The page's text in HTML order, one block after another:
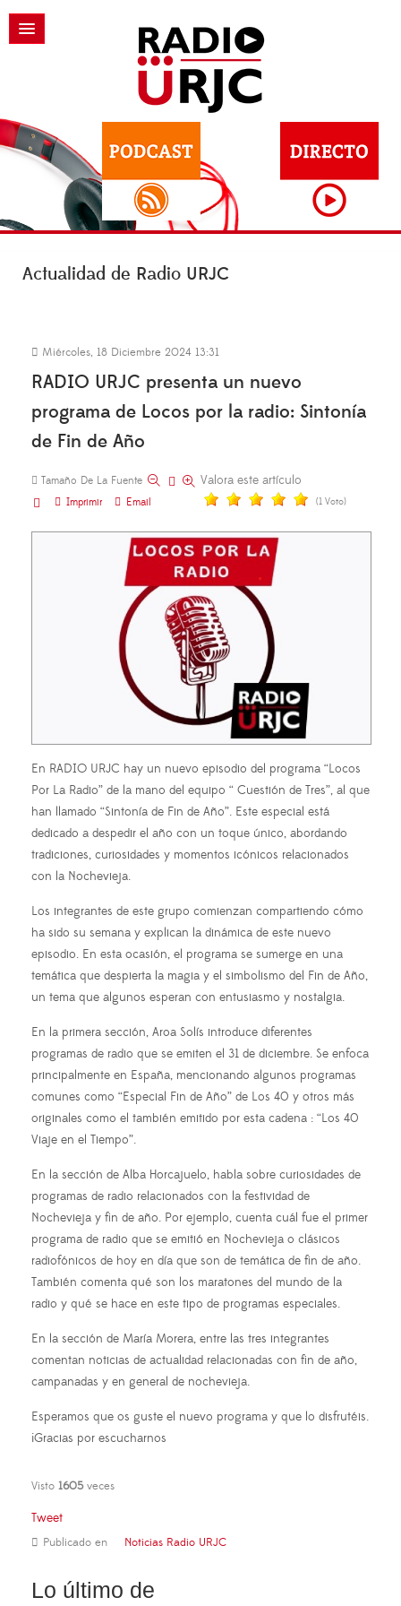
Actualidad de Radio URJC
Miércoles, 18 Diciembre 2024 13:31
RADIO URJC presenta un nuevo
programa de Locos por la radio: Sintonía
de Fin de Año
Tamaño De La Fuente
Imprimir
Email
Valora este artículo
(1 Voto)
En RADIO URJC hay un nuevo episodio del programa “Locos
Por La Radio” de la mano del equipo “ Cuestión de Tres”, al que
han llamado “Sintonía de Fin de Año”. Este especial está
dedicado a despedir el año con un toque único, abordando
tradiciones, curiosidades y momentos icónicos relacionados
con la Nochevieja.
Los integrantes de este grupo comienzan compartiendo cómo
ha sido su semana y explican la dinámica de este nuevo
episodio. En esta ocasión, el programa se sumerge en una
temática que despierta la magia y el simbolismo del Fin de Año,
un tema que algunos esperan con entusiasmo y nostalgia.
En la primera sección, Aroa Solís introduce diferentes
programas de radio que se emiten el 31 de diciembre. Se enfoca
principalmente en España, mencionando algunos programas
comunes como “Especial Fin de Año” de Los 40 y otros más
originales como el también emitido por esta cadena : “Los 40
Viaje en el Tiempo”.
En la sección de Alba Horcajuelo, habla sobre curiosidades de
programas de radio relacionados con la festividad de
Nochevieja y fin de año. Por ejemplo, cuenta cuál fue el primer
programa de radio que se emitió en Nochevieja o clásicos
radiofónicos de hoy en día que son de temática de fin de año.
También comenta qué son los maratones del mundo de la
radio y qué se hace en este tipo de programas especiales.
En la sección de María Morera, entre las tres integrantes
comentan noticias de actualidad relacionadas con fin de año,
campanadas y en general de nochevieja.
Esperamos que os guste el nuevo programa y que lo disfrutéis.
¡Gracias por escucharnos
Visto 1605veces
Tweet
Publicado en Noticias Radio URJC
Lo último de